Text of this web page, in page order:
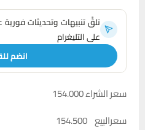
تلقَّ تنبيهات وتحديثات فورية
على التليغرام
انضم
سعر الشراء 154.000
سعرالبيع 154.500